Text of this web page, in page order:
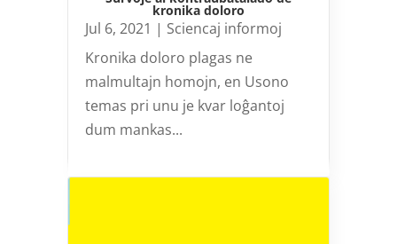
kronika doloro
Jul 6, 2021 | Sciencaj informoj
Kronika doloro plagas ne
malmultajn homojn, en Usono
temas pri unu je kvar loĝantoj
dum mankas...